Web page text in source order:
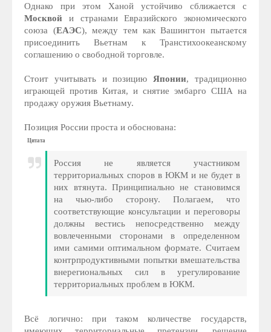
Однако при этом Ханой устойчиво сближается с
Москвой и странами Евразийского экономического
союза (ЕАЭС), между тем как Вашингтон пытается
присоединить Вьетнам к Транстихоокеанскому
соглашению о свободной торговле.
Стоит учитывать и позицию Японии, традиционно
играющей против Китая, и снятие эмбарго США на
продажу оружия Вьетнаму.
Позиция России проста и обоснована:
Цитата
Россия не является участником
территориальных споров в ЮКМ и не будет в
них втянута. Принципиально не становимся
на чью-либо сторону. Полагаем, что
соответствующие консультации и переговоры
должны вестись непосредственно между
вовлеченными сторонами в определенном
ими самими оптимальном формате. Считаем
контрпродуктивными попытки вмешательства
внерегиональных сил в урегулирование
территориальных проблем в ЮКМ.
Всё логично: при таком количестве государств,